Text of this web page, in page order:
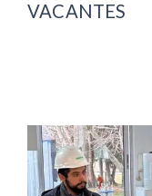
VACANTES